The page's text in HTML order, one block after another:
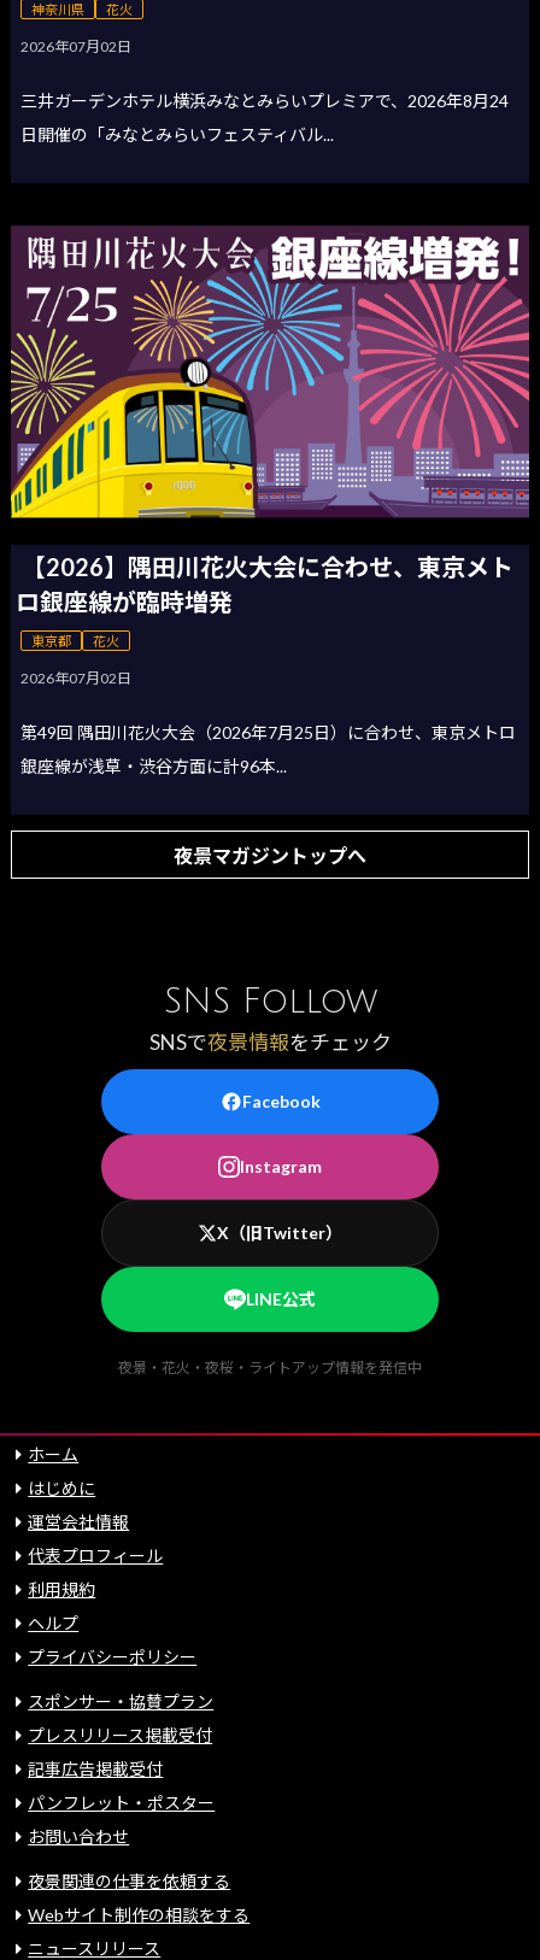
神奈川県 花火
2026年07月02日
三井ガーデンホテル横浜みなとみらいプレミアで、2026年8月24
日開催の「みなとみらいフェスティバル...
【2026】隅田川花火大会に合わせ、東京メト
ロ銀座線が臨時増発
東京都 花火
2026年07月02日
第49回 隅田川花火大会（2026年7月25日）に合わせ、東京メトロ
銀座線が浅草・渋谷方面に計96本...
夜景マガジントップへ
SNS Follow
SNSで夜景情報をチェック
Facebook
Instagram
X（旧Twitter）
LINE公式
夜景・花火・夜桜・ライトアップ情報を発信中
ホーム
はじめに
運営会社情報
代表プロフィール
利用規約
ヘルプ
プライバシーポリシー
スポンサー・協賛プラン
プレスリリース掲載受付
記事広告掲載受付
パンフレット・ポスター
お問い合わせ
夜景関連の仕事を依頼する
Webサイト制作の相談をする
ニュースリリース